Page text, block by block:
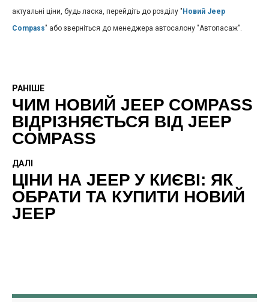
актуальні ціни, будь ласка, перейдіть до розділу " Новий Jeep
Compass" або зверніться до менеджера автосалону "Автопасаж".
РАНІШЕ
ЧИМ НОВИЙ JEEP COMPASS
ВІДРІЗНЯЄТЬСЯ ВІД JEEP
COMPASS
ДАЛІ
ЦІНИ НА JEEP У КИЄВІ: ЯК
ОБРАТИ ТА КУПИТИ НОВИЙ
JEEP